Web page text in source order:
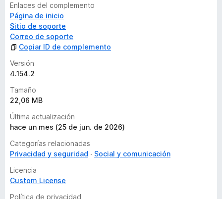
Enlaces del complemento
Página de inicio
Sitio de soporte
Correo de soporte
Copiar ID de complemento
Versión
4.154.2
Tamaño
22,06 MB
Última actualización
hace un mes (25 de jun. de 2026)
Categorías relacionadas
Privacidad y seguridad
Social y comunicación
Licencia
Custom License
Política de privacidad